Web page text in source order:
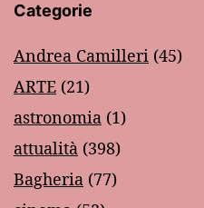
Categorie
Andrea Camilleri (45)
ARTE (21)
astronomia (1)
attualità (398)
Bagheria (77)